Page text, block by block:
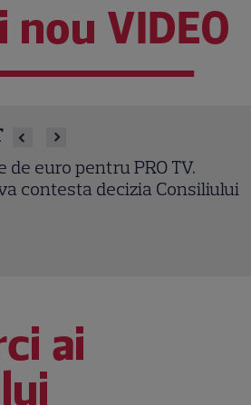
nou VIDEO
DIVA! Filme romantice în
dragoste de văzut în august
ai